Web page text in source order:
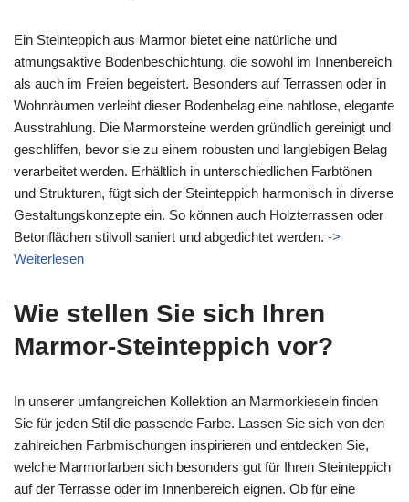
Ein Steinteppich aus Marmor bietet eine natürliche und
atmungsaktive Bodenbeschichtung, die sowohl im Innenbereich
als auch im Freien begeistert. Besonders auf Terrassen oder in
Wohnräumen verleiht dieser Bodenbelag eine nahtlose, elegante
Ausstrahlung. Die Marmorsteine werden gründlich gereinigt und
geschliffen, bevor sie zu einem robusten und langlebigen Belag
verarbeitet werden. Erhältlich in unterschiedlichen Farbtönen
und Strukturen, fügt sich der Steinteppich harmonisch in diverse
Gestaltungskonzepte ein. So können auch Holzterrassen oder
Betonflächen stilvoll saniert und abgedichtet werden. ->
Weiterlesen
Wie stellen Sie sich Ihren
Marmor-Steinteppich vor?
In unserer umfangreichen Kollektion an Marmorkieseln finden
Sie für jeden Stil die passende Farbe. Lassen Sie sich von den
zahlreichen Farbmischungen inspirieren und entdecken Sie,
welche Marmorfarben sich besonders gut für Ihren Steinteppich
auf der Terrasse oder im Innenbereich eignen. Ob für eine